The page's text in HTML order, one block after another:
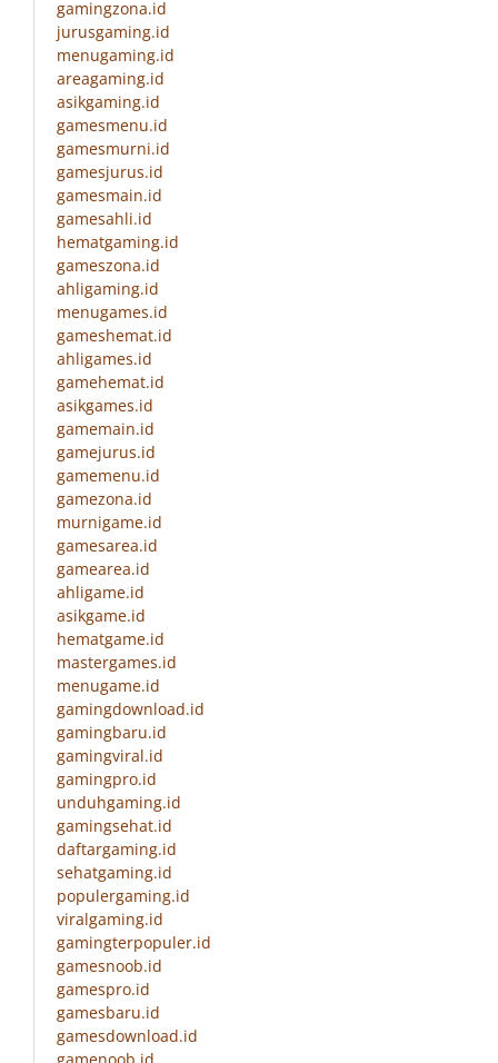
gamingzona.id
jurusgaming.id
menugaming.id
areagaming.id
asikgaming.id
gamesmenu.id
gamesmurni.id
gamesjurus.id
gamesmain.id
gamesahli.id
hematgaming.id
gameszona.id
ahligaming.id
menugames.id
gameshemat.id
ahligames.id
gamehemat.id
asikgames.id
gamemain.id
gamejurus.id
gamemenu.id
gamezona.id
murnigame.id
gamesarea.id
gamearea.id
ahligame.id
asikgame.id
hematgame.id
mastergames.id
menugame.id
gamingdownload.id
gamingbaru.id
gamingviral.id
gamingpro.id
unduhgaming.id
gamingsehat.id
daftargaming.id
sehatgaming.id
populergaming.id
viralgaming.id
gamingterpopuler.id
gamesnoob.id
gamespro.id
gamesbaru.id
gamesdownload.id